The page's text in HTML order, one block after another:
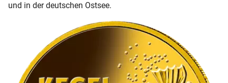
und in der deutschen Ostsee.